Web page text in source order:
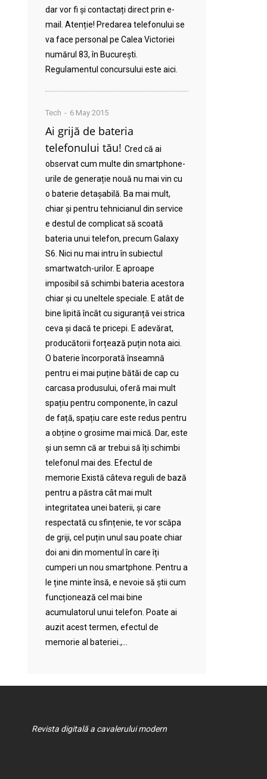
dar vor fi și contactați direct prin e-
mail. Atenție! Predarea telefonului se
va face personal pe Calea Victoriei
numărul 83, în București.
Regulamentul concursului este aici.
Tech 6 May 2015
Ai grijă de bateria
telefonului tău! Cred că ai
observat cum multe din smartphone-
urile de generație nouă nu mai vin cu
o baterie detașabilă. Ba mai mult,
chiar și pentru tehnicianul din service
e destul de complicat să scoată
bateria unui telefon, precum Galaxy
S6. Nici nu mai intru în subiectul
smartwatch-urilor. E aproape
imposibil să schimbi bateria acestora
chiar și cu uneltele speciale. E atât de
bine lipită încât cu siguranță vei strica
ceva și dacă te pricepi. E adevărat,
producătorii forțează puțin nota aici.
O baterie încorporată înseamnă
pentru ei mai puține bătăi de cap cu
carcasa produsului, oferă mai mult
spațiu pentru componente, în cazul
de față, spațiu care este redus pentru
a obține o grosime mai mică. Dar, este
și un semn că ar trebui să îți schimbi
telefonul mai des. Efectul de
memorie Există câteva reguli de bază
pentru a păstra cât mai mult
integritatea unei baterii, și care
respectată cu sfințenie, te vor scăpa
de griji, cel puțin unul sau poate chiar
doi ani din momentul în care îți
cumperi un nou smartphone. Pentru a
le ține minte însă, e nevoie să știi cum
funcționează cel mai bine
acumulatorul unui telefon. Poate ai
auzit acest termen, efectul de
memorie al bateriei.,...
Revista digitală a cavalerului modern